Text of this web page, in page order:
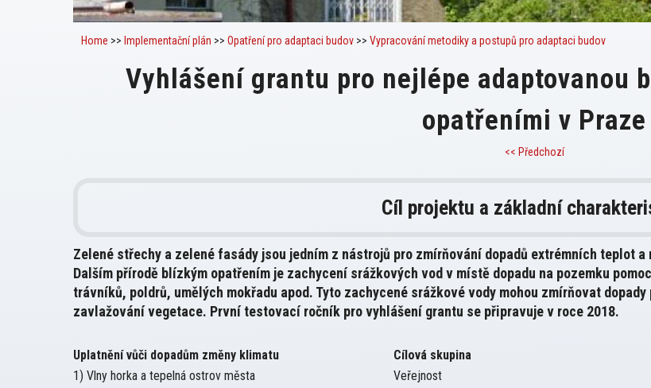
Home >> Implementační plán >> Opatření pro adaptaci budov >> Vypracování metodiky a postupů pro adaptaci budov
Vyhlášení grantu pro nejlépe adaptovanou
opatřeními v Praze
<< Předchozí
Cíl projektu a základní
Zelené střechy a zelené fasády jsou jedním z nástrojů pro zmírňování dopadů extrémních teplot
Dalším přírodě blízkým opatřením je zachycení srážkových vod v místě dopadu na pozemku
trávníků, poldrů, umělých mokřadu apod. Tyto zachycené srážkové vody mohou zmírňovat
zavlažování vegetace. První testovací ročník pro vyhlášení grantu se připravuje v roce 2018.
Uplatnění vůči dopadům změny klimatu
1) Vlny horka a tepelná ostrov města
Cílová skupina
Veřejnost